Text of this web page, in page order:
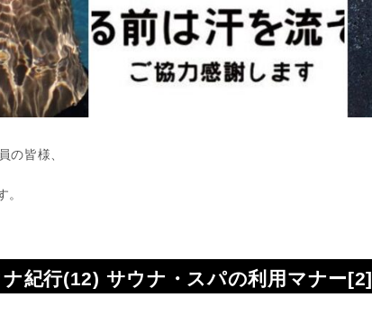
の皆様、
。
紀行(12) サウナ・スパの利用マナー[2]